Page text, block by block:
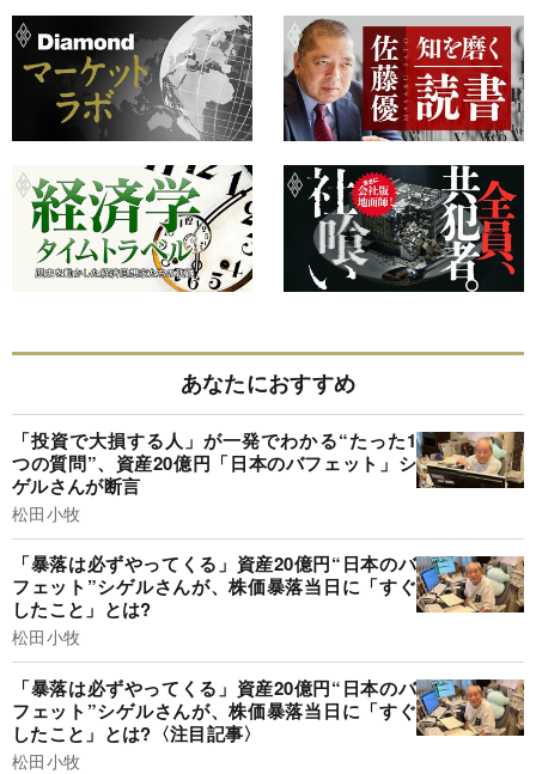
あなたにおすすめ
「投資で大損する人」が一発でわかる“たった1
つの質問”、資産20億円「日本のバフェット」シ
ゲルさんが断言
松田小牧
「暴落は必ずやってくる」資産20億円“日本のバ
フェット”シゲルさんが、株価暴落当日に「すぐ
したこと」とは?
松田小牧
「暴落は必ずやってくる」資産20億円“日本のバ
フェット”シゲルさんが、株価暴落当日に「すぐ
したこと」とは?〈注目記事〉
松田小牧